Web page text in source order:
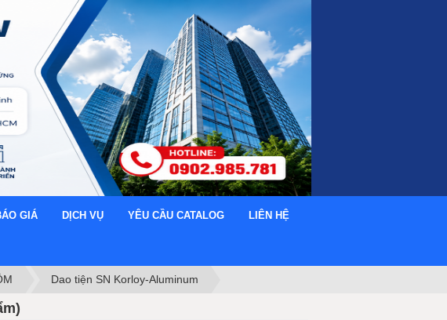
GIÁ DỊCH VỤ YÊU CẦU CATALOG LIÊN HỆ
Dao tiện SN Korloy-Aluminum